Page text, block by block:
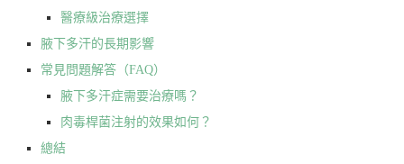
醫療級治療選擇
腋下多汗的長期影響
常見問題解答（FAQ）
腋下多汗症需要治療嗎？
肉毒桿菌注射的效果如何？
總結